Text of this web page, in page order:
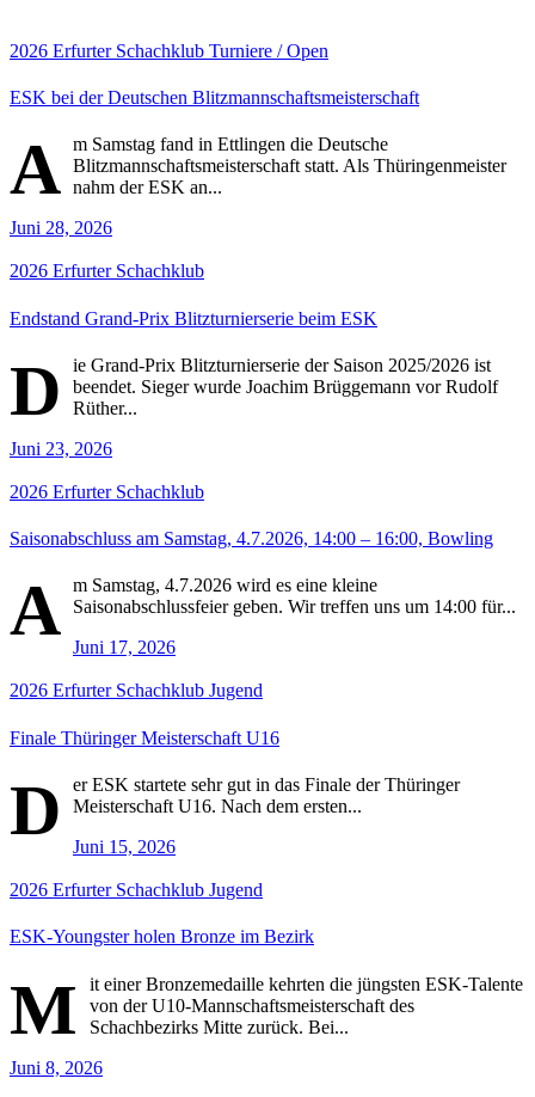
2026 Erfurter Schachklub Turniere / Open
ESK bei der Deutschen Blitzmannschaftsmeisterschaft
A m Samstag fand in Ettlingen die Deutsche
Blitzmannschaftsmeisterschaft statt. Als Thüringenmeister
nahm der ESK an...
Juni 28, 2026
2026 Erfurter Schachklub
Endstand Grand-Prix Blitzturnierserie beim ESK
D
ie Grand-Prix Blitzturnierserie der Saison 2025/2026 ist
beendet. Sieger wurde Joachim Brüggemann vor Rudolf
Rüther...
Juni 23, 2026
2026 Erfurter Schachklub
Saisonabschluss am Samstag, 4.7.2026, 14:00 – 16:00, Bowling
A m Samstag, 4.7.2026 wird es eine kleine
Saisonabschlussfeier geben. Wir treffen uns um 14:00 für...
Juni 17, 2026
2026 Erfurter Schachklub Jugend
Finale Thüringer Meisterschaft U16
D
er ESK startete sehr gut in das Finale der Thüringer
Meisterschaft U16. Nach dem ersten...
Juni 15, 2026
2026 Erfurter Schachklub Jugend
ESK-Youngster holen Bronze im Bezirk
M
it einer Bronzemedaille kehrten die jüngsten ESK-Talente
von der U10-Mannschaftsmeisterschaft des
Schachbezirks Mitte zurück. Bei...
Juni 8, 2026